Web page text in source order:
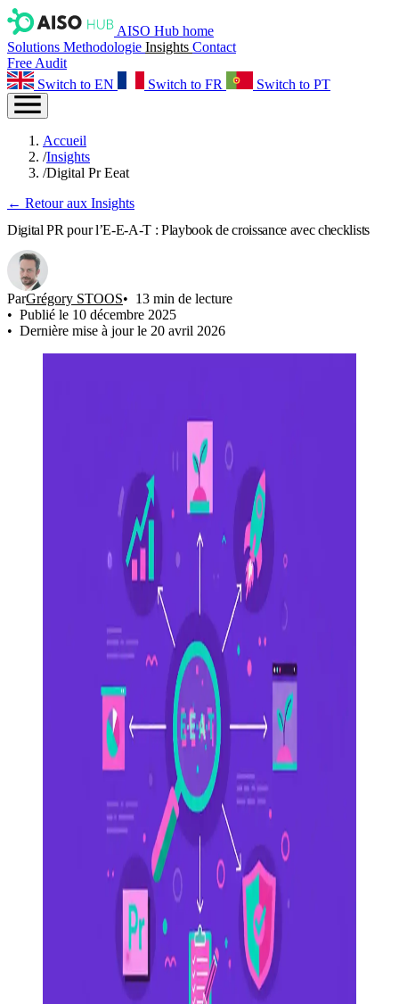
AISO Hub home
Solutions Methodologie Insights Contact
Free Audit
Switch to EN
Switch to FR Switch to PT
Accueil
/Insights
/Digital Pr Eeat
← Retour aux Insights
Digital PR pour l’E-E-A-T : Playbook de croissance avec checklists
ParGrégory STOOS
13 min de lecture
Publié le 10 décembre 2025
Dernière mise à jour le 20 avril 2026